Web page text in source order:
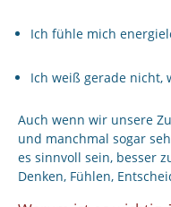
Ich fühle mich
Ich weiß gerade nicht,
Auch wenn wir unsere
und manchmal sogar
es sinnvoll sein, besser
Denken, Fühlen,